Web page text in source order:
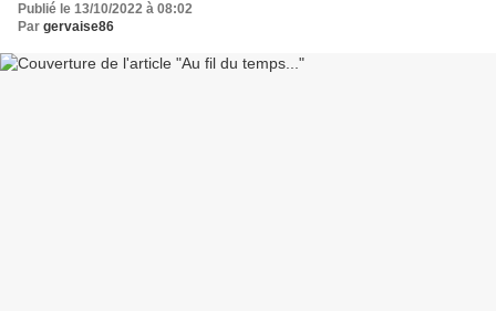
Publié le 13/10/2022 à 08:02
Par gervaise86